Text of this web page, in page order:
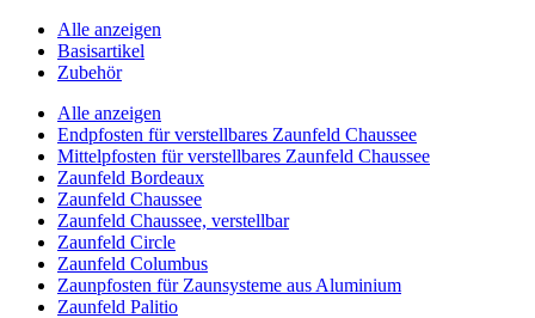
Alle anzeigen
Basisartikel
Zubehör
Alle anzeigen
Endpfosten für verstellbares Zaunfeld Chaussee
Mittelpfosten für verstellbares Zaunfeld Chaussee
Zaunfeld Bordeaux
Zaunfeld Chaussee
Zaunfeld Chaussee, verstellbar
Zaunfeld Circle
Zaunfeld Columbus
Zaunpfosten für Zaunsysteme aus Aluminium
Zaunfeld Palitio